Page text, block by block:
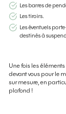
Les barres de
Les tiroirs.
Les éventuels
destinés à
Une fois les
devant vous pour le
sur mesure, en
plafond !